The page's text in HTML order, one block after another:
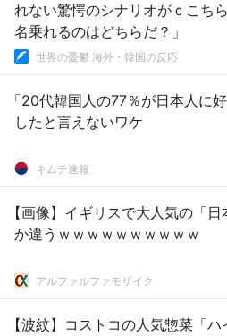
れない驚愕のシナリオがｃこち
名乗れるのはどちらだ？」
世界の憂鬱 海外・韓国の反応
「20代韓国人の77％が日本人に
したと言えないワケ
キムチ速報
【画像】イギリスで大人気の「
か違うｗｗｗｗｗｗｗｗｗｗ
アルファルファモザイク
【波紋】コストコの人気惣菜「